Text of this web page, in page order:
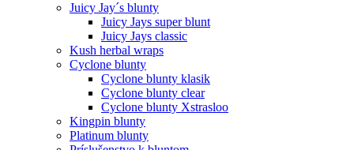
Juicy Jay´s blunty
Juicy Jays super blunt
Juicy Jays classic
Kush herbal wraps
Cyclone blunty
Cyclone blunty klasik
Cyclone blunty clear
Cyclone blunty Xstrasloo
Kingpin blunty
Platinum blunty